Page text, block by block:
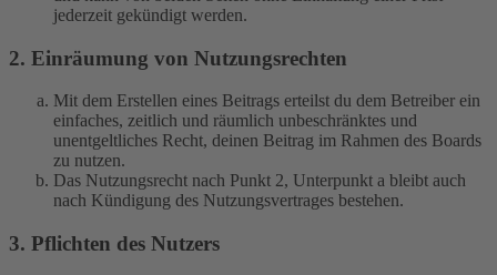
jederzeit gekündigt werden.
2. Einräumung von Nutzungsrechten
Mit dem Erstellen eines Beitrags erteilst du dem Betreiber ein
einfaches, zeitlich und räumlich unbeschränktes und
unentgeltliches Recht, deinen Beitrag im Rahmen des Boards
zu nutzen.
Das Nutzungsrecht nach Punkt 2, Unterpunkt a bleibt auch
nach Kündigung des Nutzungsvertrages bestehen.
3. Pflichten des Nutzers